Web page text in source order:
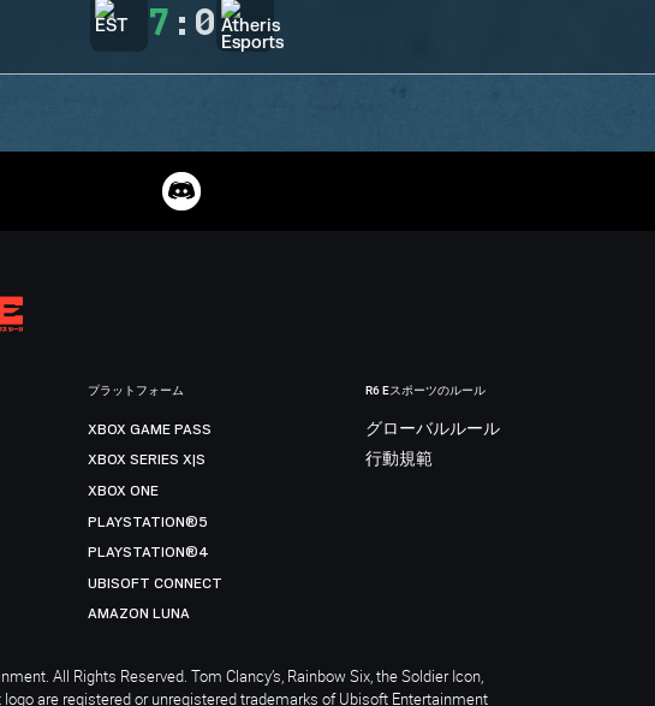
7 : 0
プラットフォーム
XBOX GAME PASS
XBOX SERIES X|S
XBOX ONE
PLAYSTATION®5
PLAYSTATION®4
UBISOFT CONNECT
AMAZON LUNA
R6 Eスポーツのルール
グローバルルール
行動規範
All Rights Reserved. Tom Clancy’s, Rainbow Six, the Soldier Icon,
are registered or unregistered trademarks of Ubisoft Entertainment